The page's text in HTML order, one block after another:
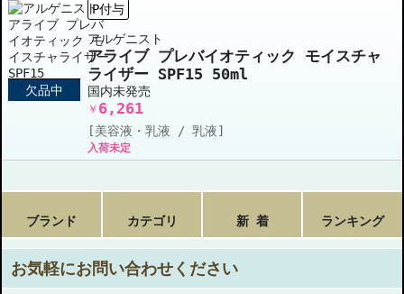
欠品中
P付与
アルゲニスト
アライブ プレバイオティック モイスチャ
ライザー SPF15 50ml
国内未発売
￥ 6,261
[美容液・乳液 / 乳液]
入荷未定
ブランド カテゴリ 新 着 ランキング
お気軽にお問い合わせください